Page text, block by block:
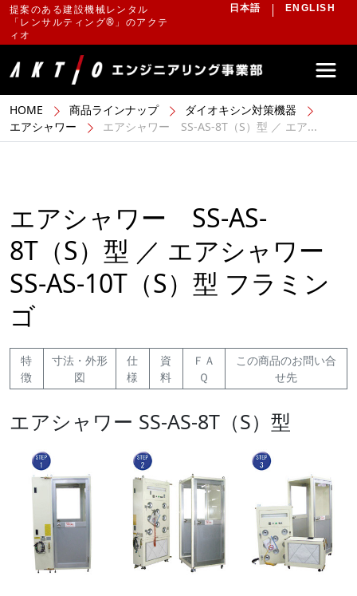
提案のある建設機械レンタル
「レンサルティング®」のアクテ
ィオ
日本語 ENGLISH
HOME 商品ラインナップ
ダイオキシン対策機器
エアシャワー
エアシャワー SS-AS-8T（S）型 ／ エア...
エアシャワー SS-AS-
8T（S）型 ／ エアシャワー
SS-AS-10T（S）型 フラミン
ゴ
特
徴
寸法・外形
図
仕
様
資
料
ＦＡ
Ｑ
この商品のお問い合
せ先
エアシャワー SS-AS-8T（S）型